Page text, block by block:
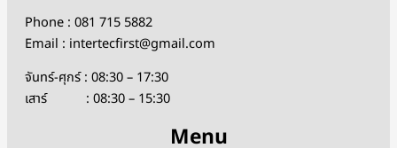
Phone : 081 715 5882
Email : intertecfirst@gmail.com
จันทร์-ศุกร์ : 08:30 – 17:30
เสาร์ : 08:30 – 15:30
Menu